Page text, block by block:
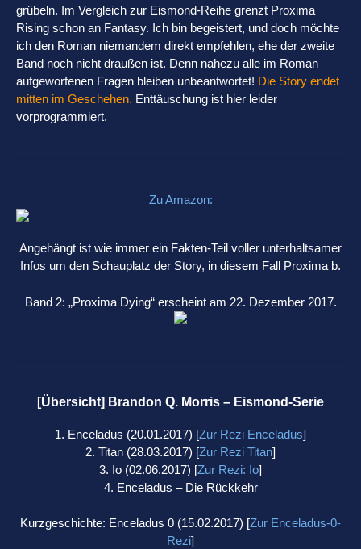
grübeln. Im Vergleich zur Eismond-Reihe grenzt Proxima
Rising schon an Fantasy. Ich bin begeistert, und doch möchte
ich den Roman niemandem direkt empfehlen, ehe der zweite
Band noch nicht draußen ist. Denn nahezu alle im Roman
aufgeworfenen Fragen bleiben unbeantwortet! Die Story endet
mitten im Geschehen. Enttäuschung ist hier leider
vorprogrammiert.
Zu Amazon:
Angehängt ist wie immer ein Fakten-Teil voller unterhaltsamer
Infos um den Schauplatz der Story, in diesem Fall Proxima b.
Band 2: „Proxima Dying“ erscheint am 22. Dezember 2017.
[Übersicht] Brandon Q. Morris – Eismond-Serie
1. Enceladus (20.01.2017) [Zur Rezi Enceladus]
2. Titan (28.03.2017) [Zur Rezi Titan]
3. Io (02.06.2017) [Zur Rezi: Io]
4. Enceladus – Die Rückkehr
Kurzgeschichte: Enceladus 0 (15.02.2017) [Zur Enceladus-0-
Rezi]